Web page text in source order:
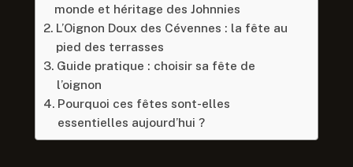
monde et héritage des Johnnies
L’Oignon Doux des Cévennes : la fête au
pied des terrasses
Guide pratique : choisir sa fête de
l’oignon
Pourquoi ces fêtes sont-elles
essentielles aujourd’hui ?